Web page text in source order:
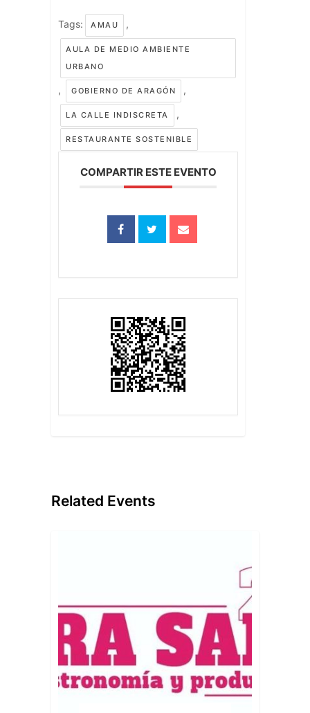
Tags: AMAU ,
AULA DE MEDIO AMBIENTE
URBANO
, GOBIERNO DE ARAGÓN ,
LA CALLE INDISCRETA ,
RESTAURANTE SOSTENIBLE
COMPARTIR ESTE EVENTO
Related Events